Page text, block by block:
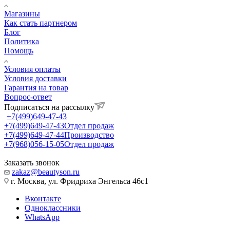
Магазины
Как стать партнером
Блог
Политика
Помощь
Условия оплаты
Условия доставки
Гарантия на товар
Вопрос-ответ
Подписаться на рассылку
+7(499)649-47-43
+7(499)649-47-43Отдел продаж
+7(499)649-47-44Производство
+7(968)056-15-05Отдел продаж
Заказать звонок
zakaz@beautyson.ru
г. Москва, ул. Фридриха Энгельса 46с1
Вконтакте
Одноклассники
WhatsApp